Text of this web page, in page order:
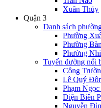
Xuân Thủy
Quận 3
Danh sách
Phường
Phường
Phường
Tuyến đường nổi
Công
Lê Quý
Phạm Ngọc
Điện Biên
Nguyễn